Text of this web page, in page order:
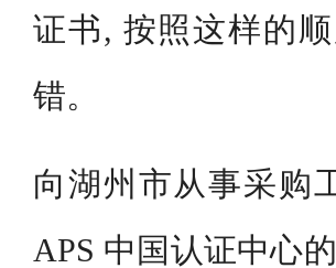
证书, 按照这样的
错。
向湖州市从事采购
APS 中国认证中心